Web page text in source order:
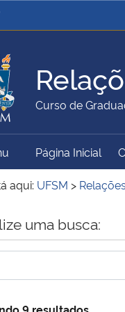
da Agricultura,
e Abastecimento
do Meio Ambiente
Curso de
Menu Principal do
Página Inicial
aqui: UFSM >
conteúdo
uma busca:
9 resultados